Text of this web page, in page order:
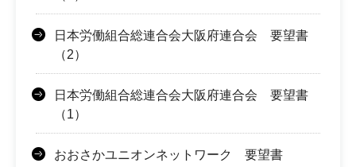
日本労働組合総連合会大阪府連合会 要望書
（2）
日本労働組合総連合会大阪府連合会 要望書
（1）
おおさかユニオンネットワーク 要望書